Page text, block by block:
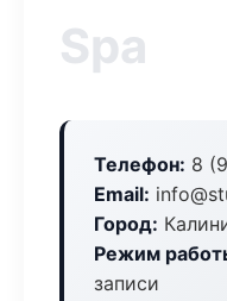
Spa
Телефон: 8
Email:
Город:
Режим
записи